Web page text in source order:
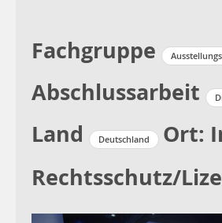
Fachgruppe
Abschlussarbeit
Land
Deutschland Ort:
Rechtsschutz/